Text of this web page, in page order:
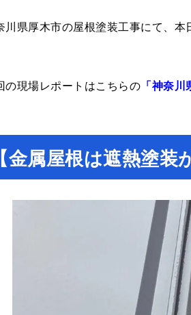
川県厚木市の屋根塗装工事にて、本
の現場レポートはこちらの 「神奈
【金属屋根は遮熱塗装